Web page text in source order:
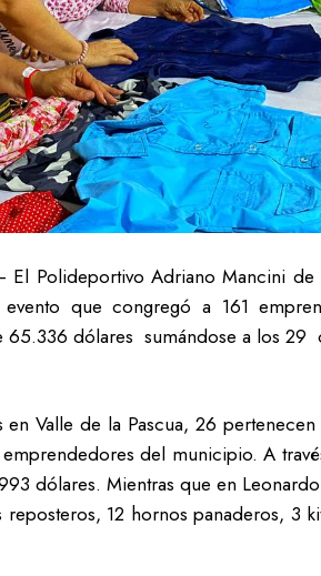
El Polideportivo Adriano Mancini
que congregó a 161
dólares sumándose a los 29
Valle de la Pascua, 26
del municipio. A
dólares. Mientras que en
reposteros, 12 hornos panaderos,